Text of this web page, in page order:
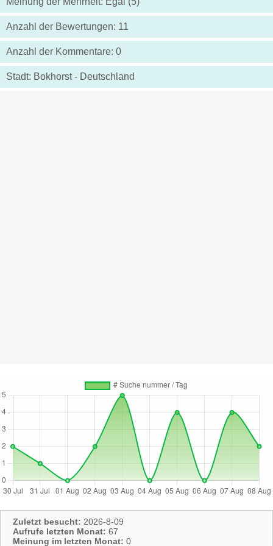
Anzahl der Bewertungen: 11
Anzahl der Kommentare: 0
Stadt: Bokhorst - Deutschland
Zuletzt besucht: 2026-8-09
Aufrufe letzten Monat: 67
Meinung im letzten Monat: 0